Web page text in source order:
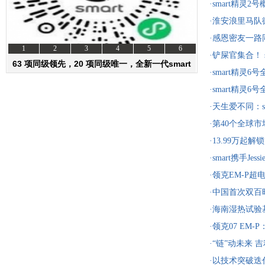
63 项同级领先，20 项同级唯一，全新一代smart
1 2 3 4 5 6
即将焕新上市
·smart精灵2
正式揭晓
·淮安浪里马
·感恩密友一
一口价14.29万
·铲屎官集合
前滩太古里
·smart精灵6
杆
·smart精灵6
杆
·天生爱不同
瞻 精灵6号将
·第40个全球
入哥斯达黎加
·13.99万起解
重礼遇，助你
·smart携手
·领克EM-P超
全面进阶
·中国首次双
刷新三排安全
·海南湿热试
·领克07 EM-P
好开！
·“链”动未来
果亮相第二届
·以技术突破